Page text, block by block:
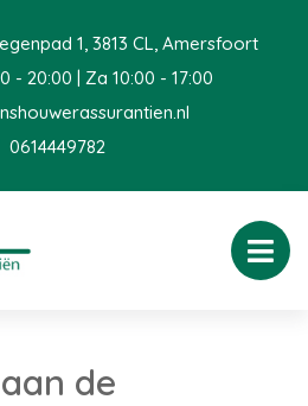
1, 3813 CL, Amersfoort
- 20:00 | Za 10:00 - 17:00
0614449782
de